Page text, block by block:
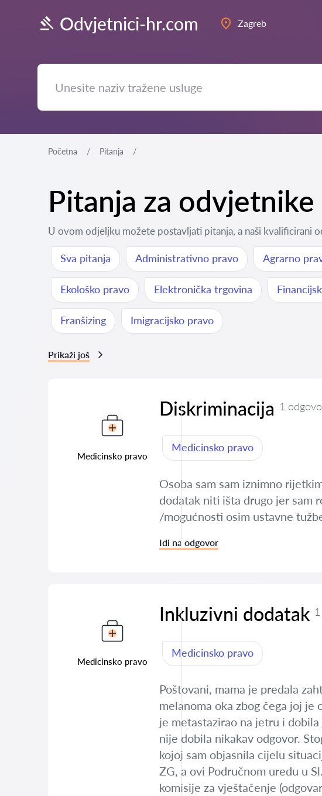
Odvjetnici-hr.com Zagreb
Početna Pitanja
Pitanja za odvjetnike
U ovom odjeljku možete postavljati pitanja, a naši kvalificirani
Sva pitanja Administrativno pravo Agrarno
Ekološko pravo Elektronička trgovina
Franšizing Imigracijsko pravo
Prikaži još
Medicinsko pravo
Diskriminacija 1
Medicinsko pravo
Osoba sam sam iznimno
dodatak niti išta drugo jer sam
/mogućnosti osim ustavne
Idi na odgovor
Medicinsko pravo
Inkluzivni dodatak
Medicinsko pravo
Poštovani, mama je predala
melanoma oka zbog čega joj
je metastazirao na jetru i
nije dobila nikakav odgovor.
kojoj sam objasnila cijelu
ZG, a ovi Područnom uredu u
komisije za vještačenje